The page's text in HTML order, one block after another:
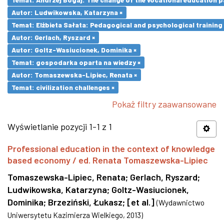
Autor: Ludwikowska, Katarzyna ×
Temat: Elżbieta Sałata: Pedagogical and psychological
Autor: Gerlach, Ryszard ×
Autor: Goltz-Wasiucionek, Dominika ×
Temat: gospodarka oparta na wiedzy ×
Autor: Tomaszewska-Lipiec, Renata ×
Temat: civilization challenges ×
Pokaż filtry zaawansowane
Wyświetlanie pozycji 1-1 z 1
Professional education in the context of knowledge
based economy / ed. Renata Tomaszewska-Lipiec
Tomaszewska-Lipiec, Renata; Gerlach, Ryszard;
Ludwikowska, Katarzyna; Goltz-Wasiucionek,
Dominika; Brzeziński, Łukasz; [et al.] (Wydawnictwo
Uniwersytetu Kazimierza Wielkiego, 2013)